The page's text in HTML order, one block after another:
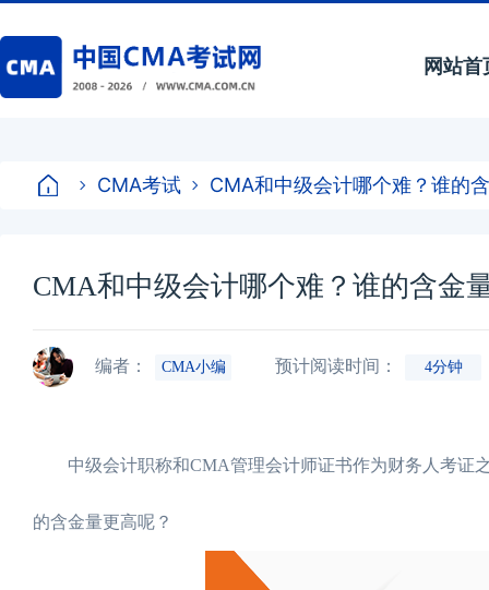
网站首
CMA考试 CMA和中级会计哪个难？谁的
CMA和中级会计哪个难？谁的含金
编者： CMA小编 预计阅读时间： 4分钟
中级会计职称和CMA管理会计师证书作为财务人考证
的含金量更高呢？